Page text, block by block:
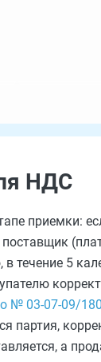
НДС
приемки:
поставщик
в течение 5
№ 03-07-09/
партия,
а